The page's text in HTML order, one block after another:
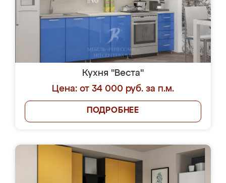
Кухня "Веста"
Цена: от 34 000 руб. за п.м.
ПОДРОБНЕЕ